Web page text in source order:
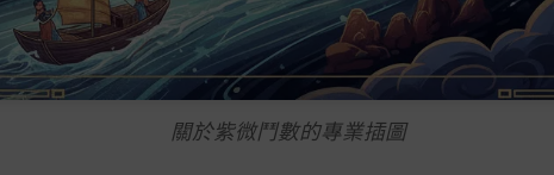
關於紫微鬥數的專業插圖